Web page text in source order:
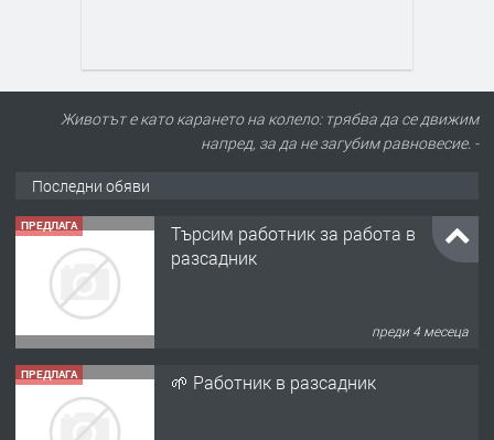
Животът е като карането на колело: трябва да се движим
напред, за да не загубим равновесие. -
Последни обяви
ПРЕДЛАГА
Търсим работник за работа в
разсадник
преди 4 месеца
ПРЕДЛАГА 🌱 Работник в разсадник